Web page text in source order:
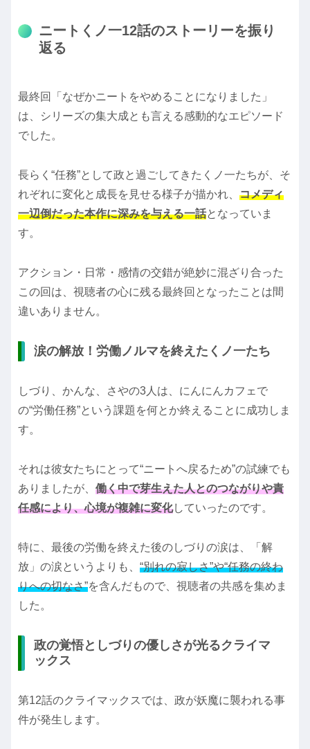
ニートくノ一12話のストーリーを振り
返る
最終回「なぜかニートをやめることになりました」
は、シリーズの集大成とも言える感動的なエピソード
でした。
長らく“任務”として政と過ごしてきたくノ一たちが、そ
れぞれに変化と成長を見せる様子が描かれ、 コメディ
一辺倒だった本作に深みを与える一話となっていま
す。
アクション・日常・感情の交錯が絶妙に混ざり合った
この回は、視聴者の心に残る最終回となったことは間
違いありません。
涙の解放！労働ノルマを終えたくノ一たち
しづり、かんな、さやの3人は、にんにんカフェで
の“労働任務”という課題を何とか終えることに成功しま
す。
それは彼女たちにとって“ニートへ戻るため”の試練でも
ありましたが、 働く中で芽生えた人とのつながりや責
任感により、心境が複雑に変化していったのです。
特に、最後の労働を終えた後のしづりの涙は、「解
放」の涙というよりも、 “別れの寂しさ”や“任務の終わ
りへの切なさ”を含んだもので、視聴者の共感を集めま
した。
政の覚悟としづりの優しさが光るクライマ
ックス
第12話のクライマックスでは、政が妖魔に襲われる事
件が発生します。